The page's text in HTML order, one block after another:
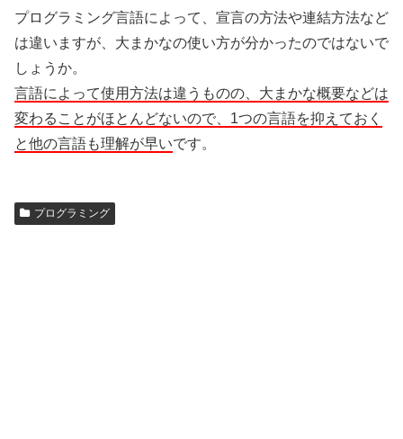
プログラミング言語によって、宣言の方法や連結方法など
は違いますが、大まかなの使い方が分かったのではないで
しょうか。
言語によって使用方法は違うものの、大まかな概要などは
変わることがほとんどないので、1つの言語を抑えておく
と他の言語も理解が早いです。
プログラミング